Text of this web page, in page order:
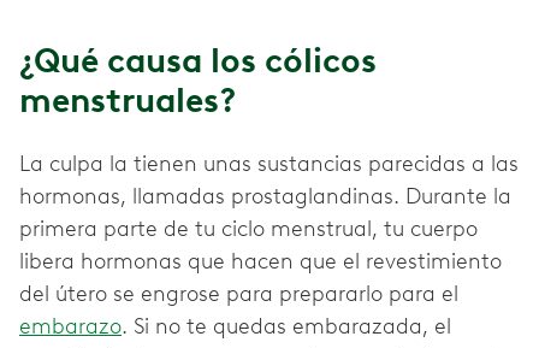
¿Qué causa los cólicos
menstruales?
La culpa la tienen unas sustancias parecidas a las
hormonas, llamadas prostaglandinas. Durante la
primera parte de tu ciclo menstrual, tu cuerpo
libera hormonas que hacen que el revestimiento
del útero se engrose para prepararlo para el
embarazo. Si no te quedas embarazada, el